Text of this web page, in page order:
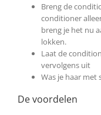
Breng de
conditioner
breng je het nu
lokken.
Laat de
vervolgens uit
Was je haar met
De voordelen